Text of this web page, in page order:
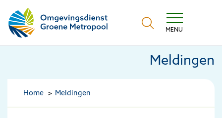
Omgevingsdienst Groene Metropool
MENU
Meldingen
Home Meldingen